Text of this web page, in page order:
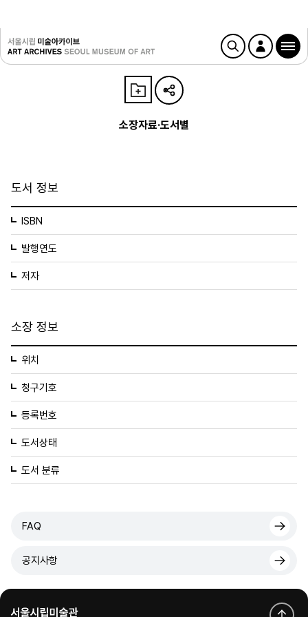
소장자료·도서별
도서 정보
ISBN
발행연도
저자
소장 정보
위치
청구기호
등록번호
도서상태
도서 분류
FAQ
공지사항